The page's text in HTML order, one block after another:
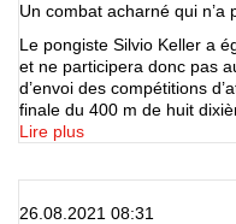
Un combat acharné qui n’a
Le pongiste Silvio Keller a
et ne participera donc pas
d’envoi des compétitions
finale du 400 m de huit
Lire plus
26.08.2021 08:31